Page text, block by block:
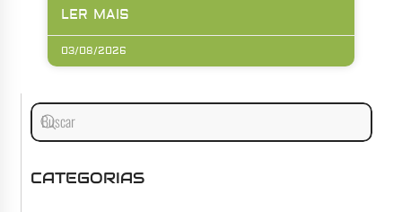
LER MAIS
03/08/2026
CATEGORIAS